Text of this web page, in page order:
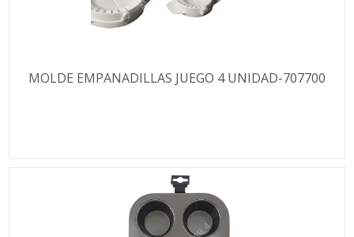
MOLDE EMPANADILLAS JUEGO 4 UNIDAD-707700